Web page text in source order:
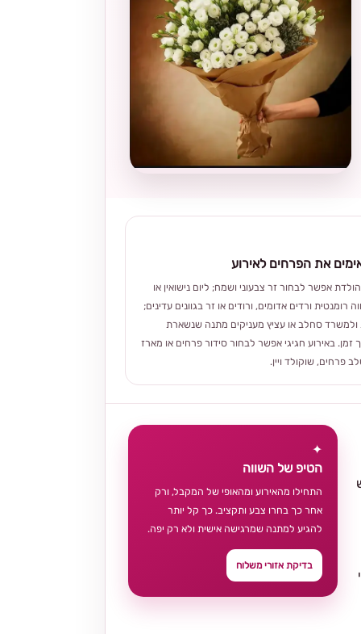
את הפרחים לאירוע
הולדת אפשר לבחור זר צבעוני ושמח; ליום נישואין או
רומנטית ורדים אדומים, ורודים או זר בגוונים עדינים;
ולמשרד סחלב או עציץ מעניקים מתנה שנשארת
זמן. באירוע חגיגי אפשר לבחור סידור פרחים או מארז
פרחים, שוקולד ויין.
✦
הטיפ של השווה
התחילו מהאירוע ומהאופי של המקבל, ורק
אחר כך בחרו צבע ותקציב. כך קל יותר
להגיע למתנה שמרגישה אישית ולא רק יפה.
בדיקת אזורי משלוח